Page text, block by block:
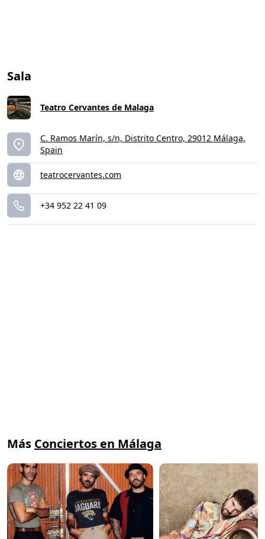
Sala
Teatro Cervantes de Malaga
C. Ramos Marín, s/n, Distrito Centro, 29012 Málaga,
Spain
teatrocervantes.com
+34 952 22 41 09
Más Conciertos en Málaga